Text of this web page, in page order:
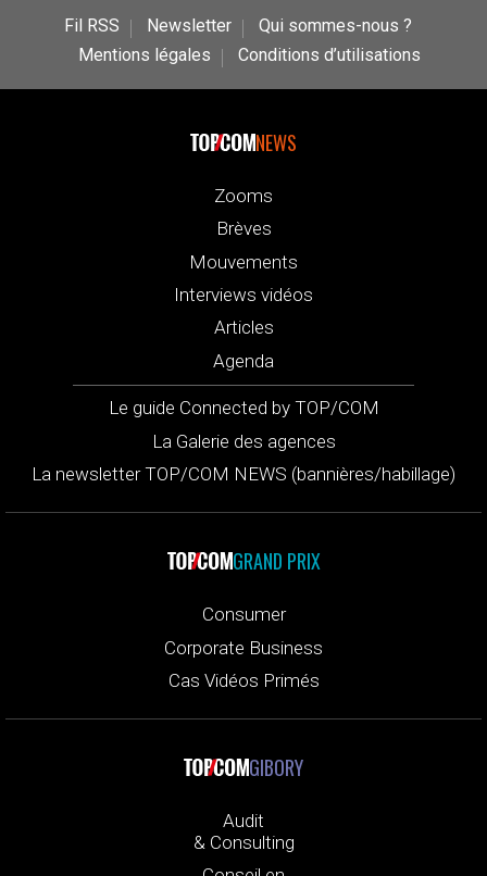
Fil RSS Newsletter
Qui sommes-nous ?
Mentions légales
Conditions d’utilisations
NEWS
Zooms
Brèves
Mouvements
Interviews vidéos
Articles
Agenda
Le guide Connected by TOP/COM
La Galerie des agences
La newsletter TOP/COM NEWS (bannières/habillage)
GRAND PRIX
Consumer
Corporate Business
Cas Vidéos Primés
GIBORY
Audit
& Consulting